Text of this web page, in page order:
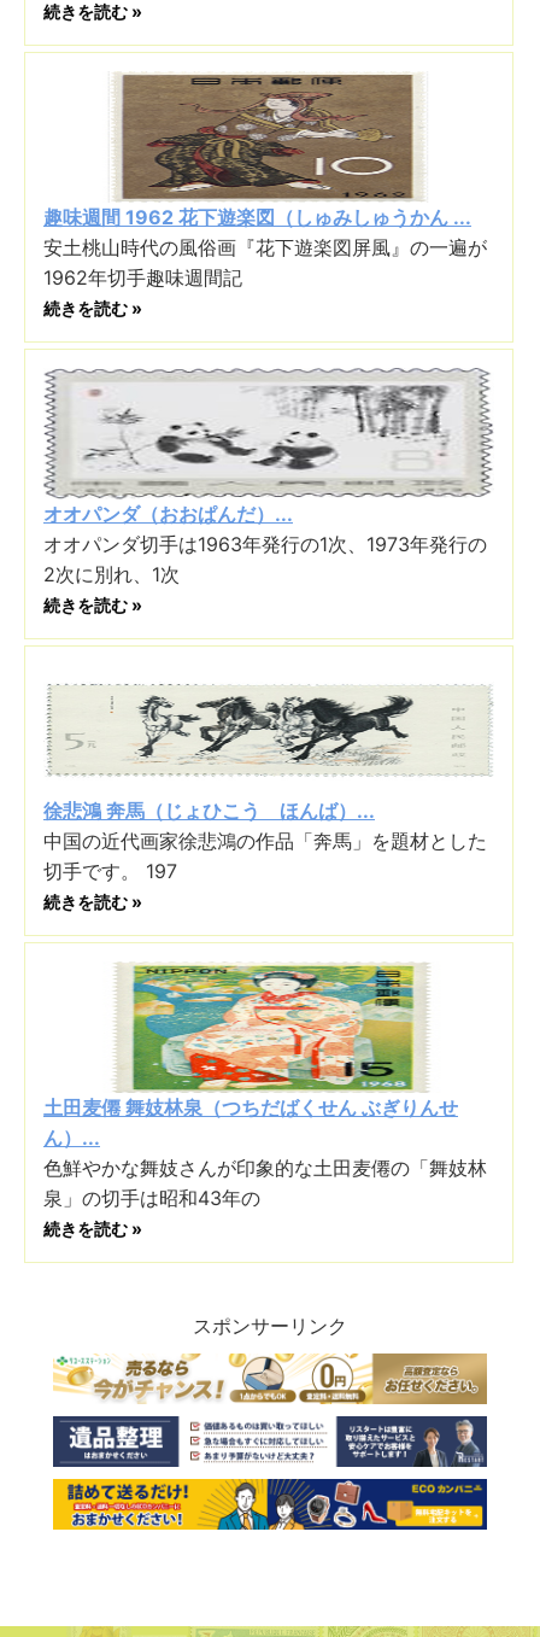
続きを読む »
趣味週間 1962 花下遊楽図（しゅみしゅうかん ...
安土桃山時代の風俗画『花下遊楽図屏風』の一遍が
1962年切手趣味週間記
続きを読む »
オオパンダ（おおぱんだ）...
オオパンダ切手は1963年発行の1次、1973年発行の
2次に別れ、1次
続きを読む »
徐悲鴻 奔馬（じょひこう ほんば）...
中国の近代画家徐悲鴻の作品「奔馬」を題材とした
切手です。 197
続きを読む »
土田麦僊 舞妓林泉（つちだばくせん ぶぎりんせ
ん）...
色鮮やかな舞妓さんが印象的な土田麦僊の「舞妓林
泉」の切手は昭和43年の
続きを読む »
スポンサーリンク